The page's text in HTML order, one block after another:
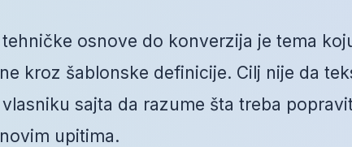
osnove do konverzija je tema
kroz šablonske definicije. Cilj nije da
sajta da razume šta treba
upitima.